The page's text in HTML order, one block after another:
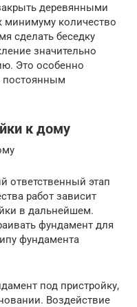
деревянными
минимуму количество
сделать беседку
значительно
Это особенно
постоянным
к дому
ответственный этап
работ зависит
в дальнейшем.
фундамент для
фундамента
под пристройку,
Воздействие